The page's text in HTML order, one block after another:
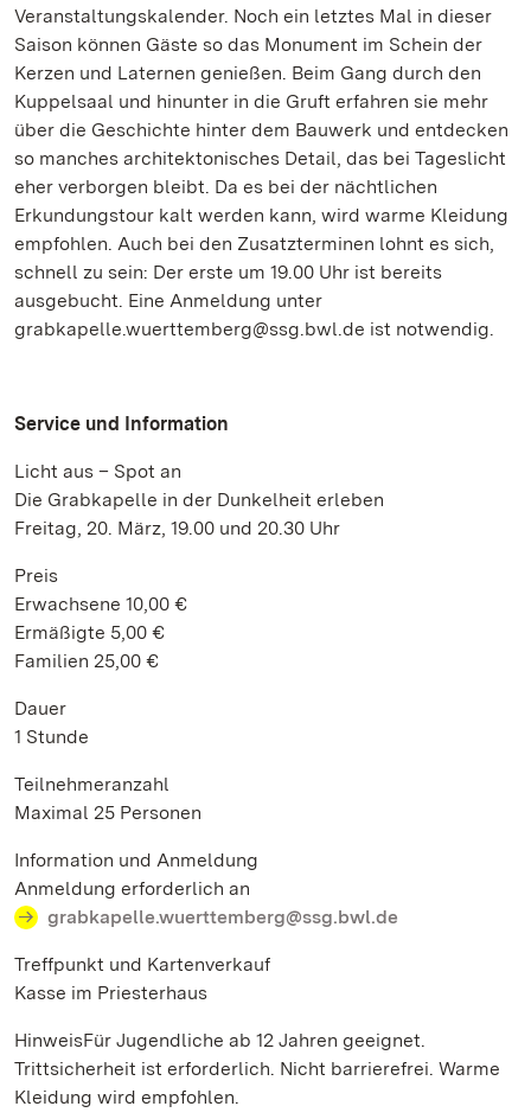
Veranstaltungskalender. Noch ein letztes Mal in dieser
Saison können Gäste so das Monument im Schein der
Kerzen und Laternen genießen. Beim Gang durch den
Kuppelsaal und hinunter in die Gruft erfahren sie mehr
über die Geschichte hinter dem Bauwerk und entdecken
so manches architektonisches Detail, das bei Tageslicht
eher verborgen bleibt. Da es bei der nächtlichen
Erkundungstour kalt werden kann, wird warme Kleidung
empfohlen. Auch bei den Zusatzterminen lohnt es sich,
schnell zu sein: Der erste um 19.00 Uhr ist bereits
ausgebucht. Eine Anmeldung unter
grabkapelle.wuerttemberg@ssg.bwl.de ist notwendig.
Service und Information
Licht aus – Spot an
Die Grabkapelle in der Dunkelheit erleben
Freitag, 20. März, 19.00 und 20.30 Uhr
Preis
Erwachsene 10,00 €
Ermäßigte 5,00 €
Familien 25,00 €
Dauer
1 Stunde
Teilnehmeranzahl
Maximal 25 Personen
Information und Anmeldung
Anmeldung erforderlich an
grabkapelle.wuerttemberg@ssg.bwl.de
Treffpunkt und Kartenverkauf
Kasse im Priesterhaus
HinweisFür Jugendliche ab 12 Jahren geeignet.
Trittsicherheit ist erforderlich. Nicht barrierefrei. Warme
Kleidung wird empfohlen.